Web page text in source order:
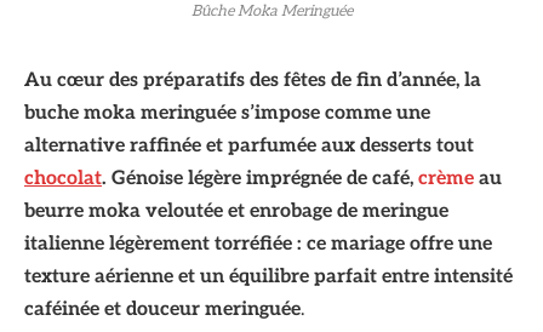
Bûche Moka Meringuée
Au cœur des préparatifs des fêtes de fin d’année, la
buche moka meringuée s’impose comme une
alternative raffinée et parfumée aux desserts tout
chocolat. Génoise légère imprégnée de café, crème au
beurre moka veloutée et enrobage de meringue
italienne légèrement torréfiée : ce mariage offre une
texture aérienne et un équilibre parfait entre intensité
caféinée et douceur meringuée.